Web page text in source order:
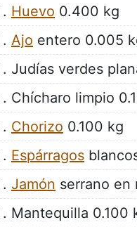
. Huevo 0.400 kg
. Ajo entero 0.005
. Judías verdes
. Chícharo limpio
. Chorizo 0.100 kg
. Espárragos
. Jamón serrano en
. Mantequilla 0.100